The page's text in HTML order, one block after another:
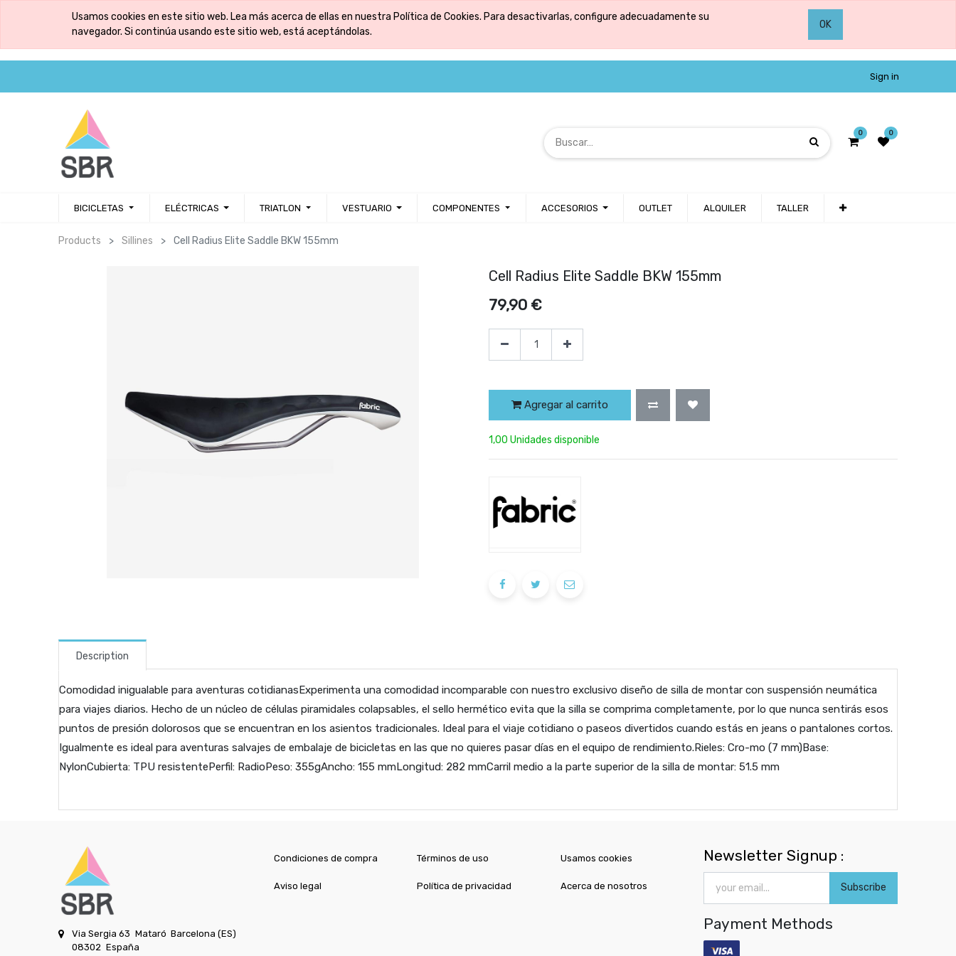
Usamos cookies en este sitio web. Lea más acerca de ellas en nuestra Política de Cookies. Para desactivarlas, configure adecuadamente su
navegador. Si continúa usando este sitio web, está aceptándolas.
OK
Sign in
0 0
BICICLETAS ELÉCTRICAS TRIATLON VESTUARIO COMPONENTES ACCESORIOS OUTLET ALQUILER TALLER
Products Sillines Cell Radius Elite Saddle BKW 155mm
Cell Radius Elite Saddle BKW 155mm
79,90 €
Agregar al carrito
1,00 Unidades disponible
Description
Comodidad inigualable para aventuras cotidianasExperimenta una comodidad incomparable con nuestro exclusivo diseño de silla de montar con suspensión neumática
para viajes diarios. Hecho de un núcleo de células piramidales colapsables, el sello hermético evita que la silla se comprima completamente, por lo que nunca sentirás esos
puntos de presión dolorosos que se encuentran en los asientos tradicionales. Ideal para el viaje cotidiano o paseos divertidos cuando estás en jeans o pantalones cortos.
Igualmente es ideal para aventuras salvajes de embalaje de bicicletas en las que no quieres pasar días en el equipo de rendimiento.Rieles: Cro-mo (7 mm)Base:
NylonCubierta: TPU resistentePerfil: RadioPeso: 355gAncho: 155 mmLongitud: 282 mmCarril medio a la parte superior de la silla de montar: 51.5 mm
Via Sergia 63 Mataró Barcelona (ES)
08302 España
Condiciones de compra
Aviso legal
Términos de uso
Política de privacidad
Usamos cookies
Acerca de nosotros
Newsletter Signup :
Subscribe
Payment Methods